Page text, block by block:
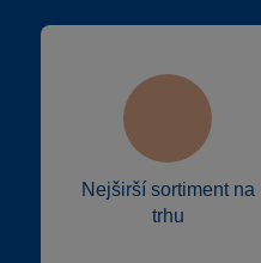
Nejširší sortiment na
trhu